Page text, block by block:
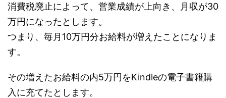
消費税廃止によって、営業成績が上向き、月収が30
万円になったとします。
つまり、毎月10万円分お給料が増えたことになりま
す。
その増えたお給料の内5万円をKindleの電子書籍購
入に充てたとします。